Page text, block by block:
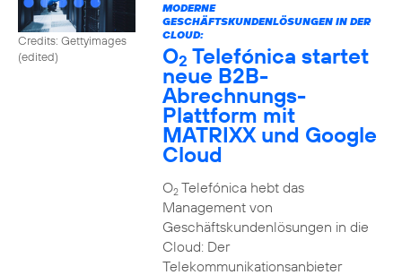
Credits: Gettyimages
(edited)
MODERNE
GESCHÄFTSKUNDENLÖSUNGEN IN DER
CLOUD:
O2 Telefónica startet
neue B2B-
Abrechnungs-
Plattform mit
MATRIXX und Google
Cloud
O2Telefónica hebt das
Management von
Geschäftskundenlösungen in die
Cloud: Der
Telekommunikationsanbieter